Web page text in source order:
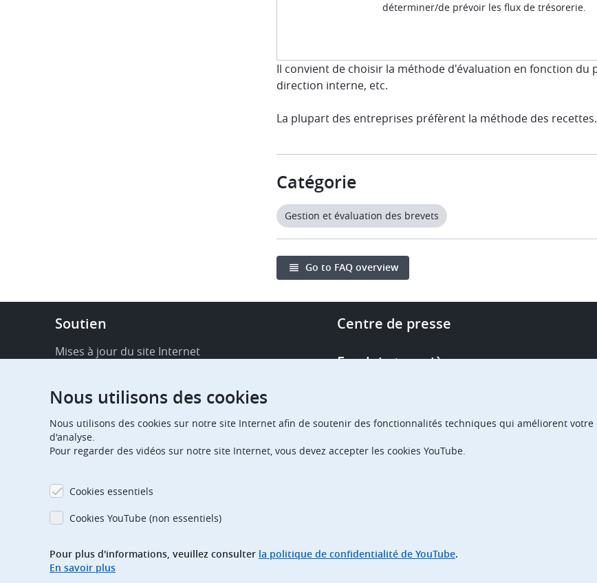
déterminer/de prévoir les flux de trésorerie.
Il convient de choisir la méthode d'évaluation en fonction du
direction interne, etc.
La plupart des entreprises préfèrent la méthode des recettes.
Catégorie
Gestion et évaluation des brevets
Go to FAQ overview
Footer
Service
Soutien
Mises à jour du site Internet
FAQ
Publications
Notifications relatives aux procédures
Contact
Centre d'abonnement
Glossaire
Footer
Centre de presse
Emploi et carrière
Nous utilisons des cookies
Nous utilisons des cookies sur notre site Internet afin de soutenir des fonctionnalités techniques qui améliorent
d'analyse.
Pour regarder des vidéos sur notre site Internet, vous devez accepter les cookies YouTube.
Cookies essentiels
Cookies YouTube (non essentiels)
Pour plus d'informations, veuillez consulter la politique de confidentialité de YouTube.
En savoir plus